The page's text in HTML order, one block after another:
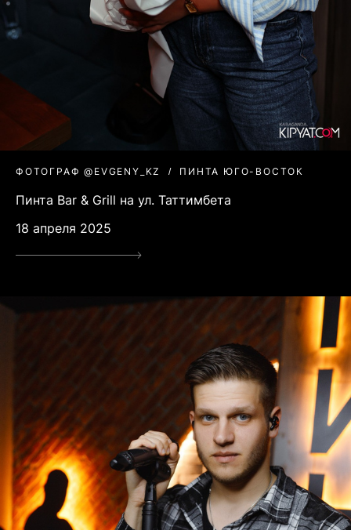
ФОТОГРАФ @EVGENY_KZ ПИНТА ЮГО-ВОСТОК
Пинта Bar & Grill на ул. Таттимбета
18 апреля 2025